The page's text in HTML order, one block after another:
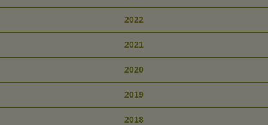
2022
2021
2020
2019
2018